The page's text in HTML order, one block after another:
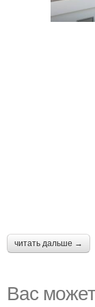
читать дальше →
Вас